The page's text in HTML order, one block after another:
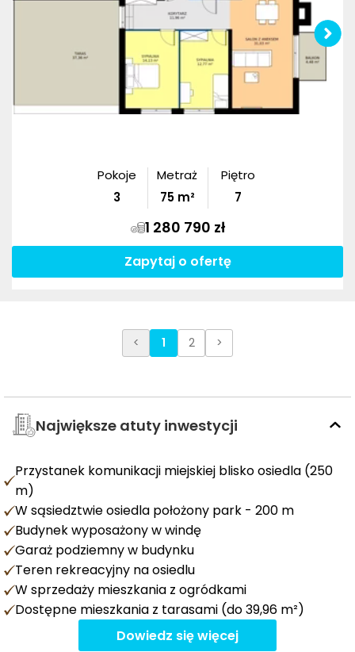
Pokoje
3
Metraż
75m²
Piętro
7
1 280 790 zł
Zapytaj o ofertę
< 1 2 >
Największe atuty inwestycji
Przystanek komunikacji miejskiej blisko osiedla (250
m)
W sąsiedztwie osiedla położony park - 200 m
Budynek wyposażony w windę
Garaż podziemny w budynku
Teren rekreacyjny na osiedlu
W sprzedaży mieszkania z ogródkami
Dostępne mieszkania z tarasami (do 39,96 m²)
Dowiedz się więcej